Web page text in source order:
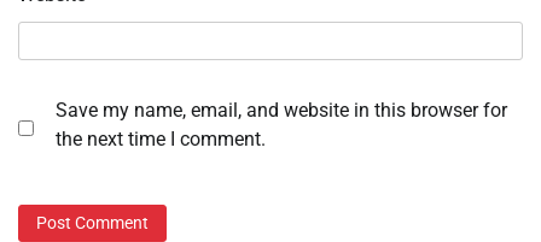
Save my name, email, and website in this browser for
the next time I comment.